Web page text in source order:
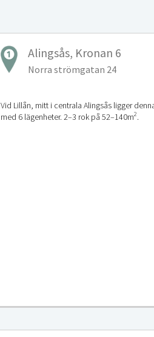
Alingsås, Kronan 6
Norra strömgatan 24
Vid Lillån, mitt i centrala Alingsås ligger
med 6 lägenheter. 2–3 rok på 52–140m2.